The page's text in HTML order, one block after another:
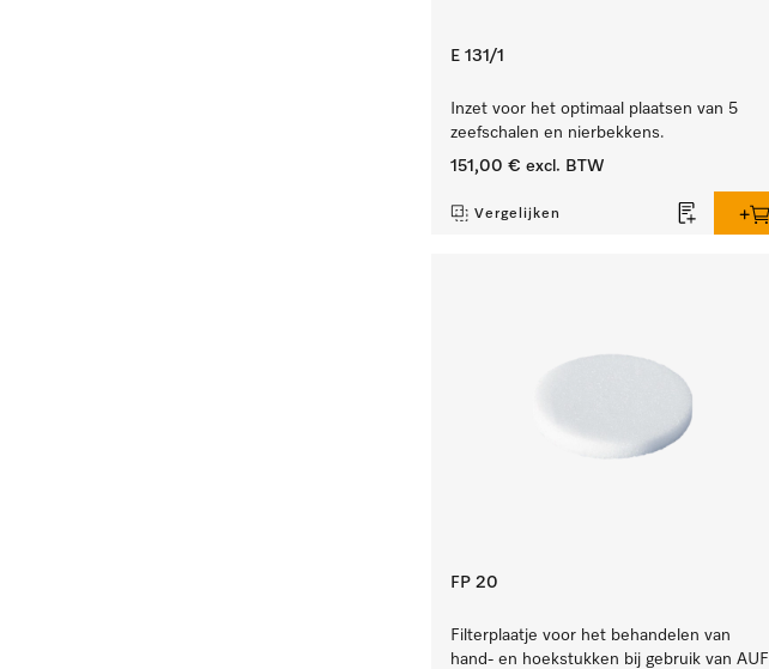
E 131/1
Inzet voor het optimaal plaatsen van 5
zeefschalen en nierbekkens.
151,00 € excl. BTW
Vergelijken
FP 20
Filterplaatje voor het behandelen van
hand- en hoekstukken bij gebruik van AUF